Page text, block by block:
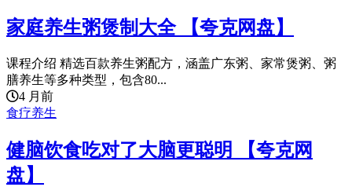
家庭养生粥煲制大全 【夸克网盘】
课程介绍 精选百款养生粥配方，涵盖广东粥、家常煲粥、粥
膳养生等多种类型，包含80...
4 月前
食疗养生
健脑饮食吃对了大脑更聪明 【夸克网
盘】